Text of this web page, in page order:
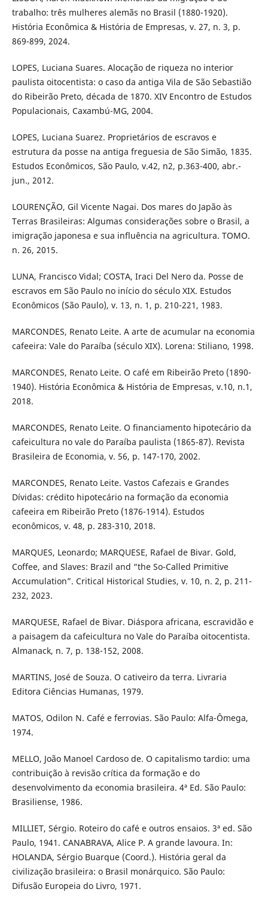
trabalho: três mulheres alemãs no Brasil (1880-1920).
História Econômica & História de Empresas, v. 27, n. 3, p.
869-899, 2024.
LOPES, Luciana Suares. Alocação de riqueza no interior
paulista oitocentista: o caso da antiga Vila de São Sebastião
do Ribeirão Preto, década de 1870. XIV Encontro de Estudos
Populacionais, Caxambú-MG, 2004.
LOPES, Luciana Suarez. Proprietários de escravos e
estrutura da posse na antiga freguesia de São Simão, 1835.
Estudos Econômicos, São Paulo, v.42, n2, p.363-400, abr.-
jun., 2012.
LOURENÇÃO, Gil Vicente Nagai. Dos mares do Japão às
Terras Brasileiras: Algumas considerações sobre o Brasil, a
imigração japonesa e sua influência na agricultura. TOMO.
n. 26, 2015.
LUNA, Francisco Vidal; COSTA, Iraci Del Nero da. Posse de
escravos em São Paulo no início do século XIX. Estudos
Econômicos (São Paulo), v. 13, n. 1, p. 210-221, 1983.
MARCONDES, Renato Leite. A arte de acumular na economia
cafeeira: Vale do Paraíba (século XIX). Lorena: Stiliano, 1998.
MARCONDES, Renato Leite. O café em Ribeirão Preto (1890-
1940). História Econômica & História de Empresas, v.10, n.1,
2018.
MARCONDES, Renato Leite. O financiamento hipotecário da
cafeicultura no vale do Paraíba paulista (1865-87). Revista
Brasileira de Economia, v. 56, p. 147-170, 2002.
MARCONDES, Renato Leite. Vastos Cafezais e Grandes
Dívidas: crédito hipotecário na formação da economia
cafeeira em Ribeirão Preto (1876-1914). Estudos
econômicos, v. 48, p. 283-310, 2018.
MARQUES, Leonardo; MARQUESE, Rafael de Bivar. Gold,
Coffee, and Slaves: Brazil and “the So-Called Primitive
Accumulation”. Critical Historical Studies, v. 10, n. 2, p. 211-
232, 2023.
MARQUESE, Rafael de Bivar. Diáspora africana, escravidão e
a paisagem da cafeicultura no Vale do Paraíba oitocentista.
Almanack, n. 7, p. 138-152, 2008.
MARTINS, José de Souza. O cativeiro da terra. Livraria
Editora Ciências Humanas, 1979.
MATOS, Odilon N. Café e ferrovias. São Paulo: Alfa-Ômega,
1974.
MELLO, João Manoel Cardoso de. O capitalismo tardio: uma
contribuição à revisão crítica da formação e do
desenvolvimento da economia brasileira. 4ª Ed. São Paulo:
Brasiliense, 1986.
MILLIET, Sérgio. Roteiro do café e outros ensaios. 3ª ed. São
Paulo, 1941. CANABRAVA, Alice P. A grande lavoura. In:
HOLANDA, Sérgio Buarque (Coord.). História geral da
civilização brasileira: o Brasil monárquico. São Paulo:
Difusão Europeia do Livro, 1971.